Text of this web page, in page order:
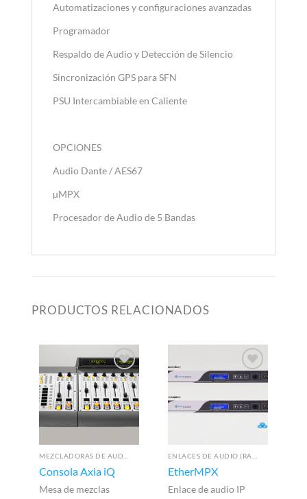
Automatizaciones y configuraciones avanzadas
Programador
Respaldo de Audio y Detección de Silencio
Sincronización GPS para SFN
PSU Intercambiable en Caliente
OPCIONES
Audio Dante / AES67
µMPX
Procesador de Audio de 5 Bandas
PRODUCTOS RELACIONADOS
Consola Axia iQ
Mesa de mezclas
EtherMPX
Enlace de audio IP